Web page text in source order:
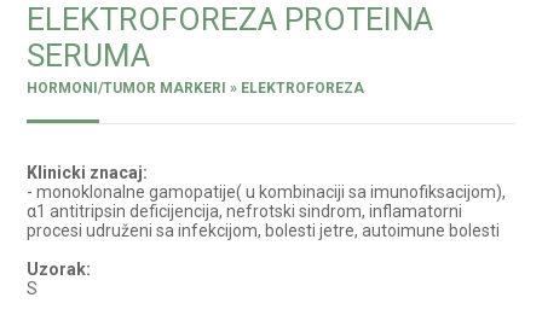
ELEKTROFOREZA PROTEINA
SERUMA
HORMONI/TUMOR MARKERI » ELEKTROFOREZA
Klinicki znacaj:
- monoklonalne gamopatije( u kombinaciji sa imunofiksacijom),
α1 antitripsin deficijencija, nefrotski sindrom, inflamatorni
procesi udruženi sa infekcijom, bolesti jetre, autoimune bolesti
Uzorak:
S